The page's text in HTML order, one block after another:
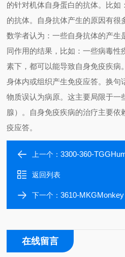
的针对机体自身蛋白的抗体。比如
的抗体。自身抗体产生的原因有很
数学者认为：一些自身抗体的产生
同作用的结果，比如：一些病毒性
素下，都可以能导致自身免疫疾病
身体内或组织产生免疫应答。换句
物质误认为病原。这主要局限于一
腺）。自身免疫疾病的治疗主要依
疫应答。
上一个：3300-360-TGGHuman
返回列表
下一个：3610-
在线留言